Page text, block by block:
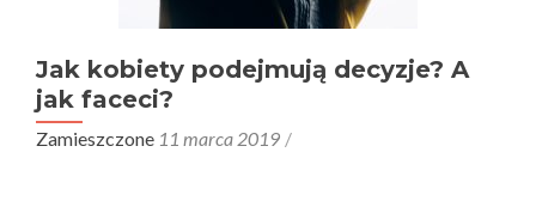
Jak kobiety podejmują decyzje? A
jak faceci?
Zamieszczone 11 marca 2019